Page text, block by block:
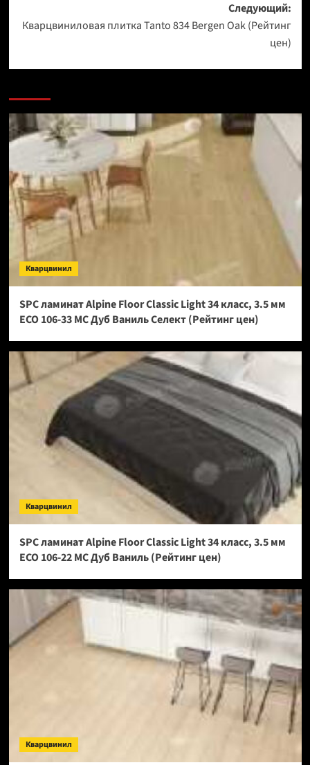
Следующий:
Кварцвиниловая плитка Tanto 834 Bergen Oak (Рейтинг
цен)
Кварцвинил
SPC ламинат Alpine Floor Classic Light 34 класс, 3.5 мм
ECO 106-33 МС Дуб Ваниль Селект (Рейтинг цен)
Кварцвинил
SPC ламинат Alpine Floor Classic Light 34 класс, 3.5 мм
ECO 106-22 МС Дуб Ваниль (Рейтинг цен)
Кварцвинил